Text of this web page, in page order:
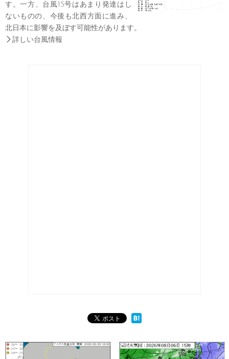
す。一方、台風15号はあまり発達はし
ないものの、今後も北西方面に進み、
北日本に影響を及ぼす可能性があります。
 詳しい台風情報